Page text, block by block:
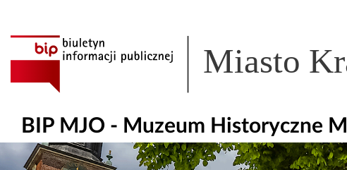
Miasto
BIP MJO - Muzeum Historyczne